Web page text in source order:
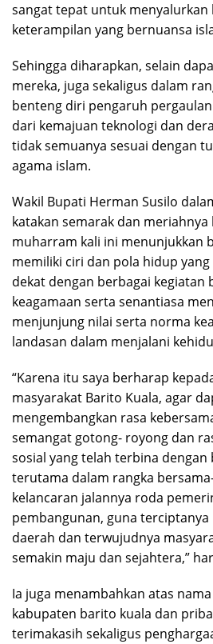
sangat tepat untuk menyalurkan
keterampilan yang bernuansa
Sehingga diharapkan, selain
mereka, juga sekaligus dalam
benteng diri pengaruh
dari kemajuan teknologi dan
tidak semuanya sesuai dengan
agama islam.
Wakil Bupati Herman Susilo
katakan semarak dan meriahnya
muharram kali ini menunjukkan
memiliki ciri dan pola hidup
dekat dengan berbagai kegiatan
keagamaan serta senantiasa
menjunjung nilai serta norma
landasan dalam menjalani
“Karena itu saya berharap
masyarakat Barito Kuala, agar
mengembangkan rasa
semangat gotong- royong dan
sosial yang telah terbina dengan
terutama dalam rangka
kelancaran jalannya roda
pembangunan, guna
daerah dan terwujudnya
semakin maju dan sejahtera,”
Ia juga menambahkan atas
kabupaten barito kuala dan
terimakasih sekaligus